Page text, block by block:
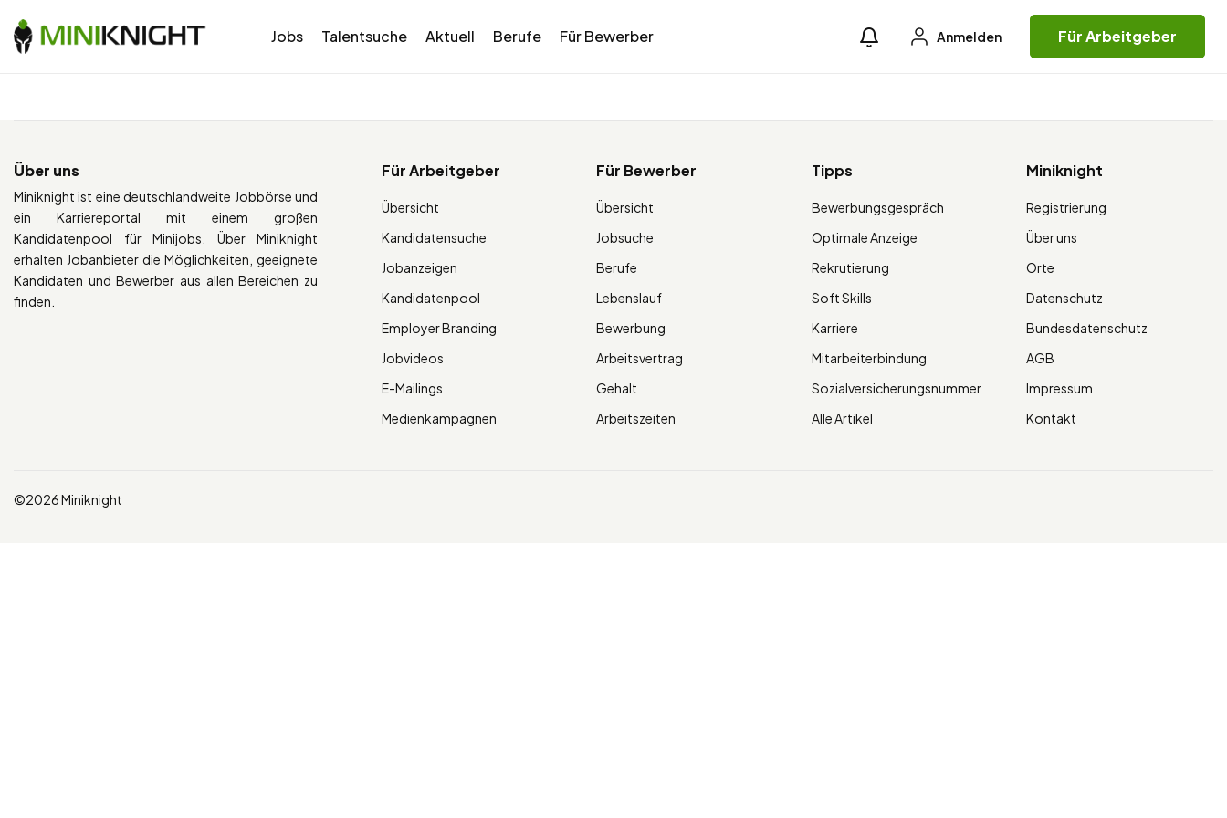
Jobs Talentsuche Aktuell Berufe Für Bewerber Anmelden Für Arbeitgeber
Über uns
Miniknight ist eine deutschlandweite Jobbörse und
ein Karriereportal mit einem großen
Kandidatenpool für Minijobs. Über Miniknight
erhalten Jobanbieter die Möglichkeiten, geeignete
Kandidaten und Bewerber aus allen Bereichen zu
finden.
Für Arbeitgeber
Übersicht
Kandidatensuche
Jobanzeigen
Kandidatenpool
Employer Branding
Jobvideos
E-Mailings
Medienkampagnen
Für Bewerber
Übersicht
Jobsuche
Berufe
Lebenslauf
Bewerbung
Arbeitsvertrag
Gehalt
Arbeitszeiten
Tipps
Bewerbungsgespräch
Optimale Anzeige
Rekrutierung
Soft Skills
Karriere
Mitarbeiterbindung
Sozialversicherungsnummer
Alle Artikel
Miniknight
Registrierung
Über uns
Orte
Datenschutz
Bundesdatenschutz
AGB
Impressum
Kontakt
©2026 Miniknight